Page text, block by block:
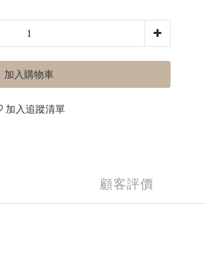
加入購物車
加入追蹤清單
顧客評價